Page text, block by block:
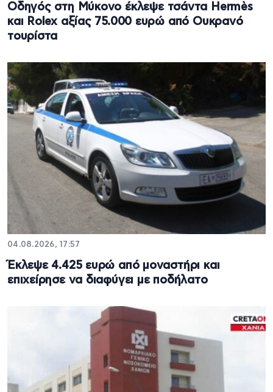
Οδηγός στη Μύκονο έκλεψε τσάντα Hermès
και Rolex αξίας 75.000 ευρώ από Ουκρανό
τουρίστα
04.08.2026, 17:57
Έκλεψε 4.425 ευρώ από μοναστήρι και
επιχείρησε να διαφύγει με ποδήλατο